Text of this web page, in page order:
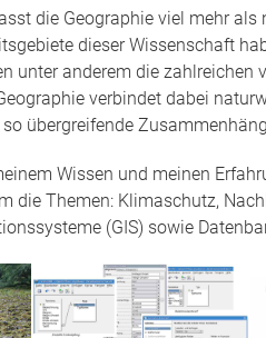
die Geographie viel mehr als
dieser Wissenschaft
unter anderem die
verbindet dabei
übergreifende
Wissen und meinen
die Themen: Klimaschutz,
(GIS) sowie